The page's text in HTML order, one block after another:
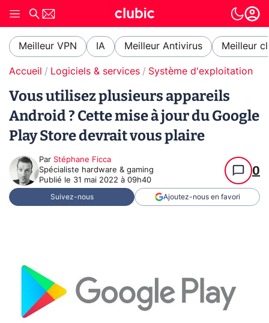
Meilleur VPN IA Meilleur Antivirus Meilleur
Accueil Logiciels & services Système d'exploitation
Vous utilisez plusieurs appareils
Android ? Cette mise à jour du Google
Play Store devrait vous plaire
Par Stéphane Ficca
Spécialiste hardware & gaming
Publié le 31 mai 2022 à 09h40
0
Suivez-nous Ajoutez-nous en favori